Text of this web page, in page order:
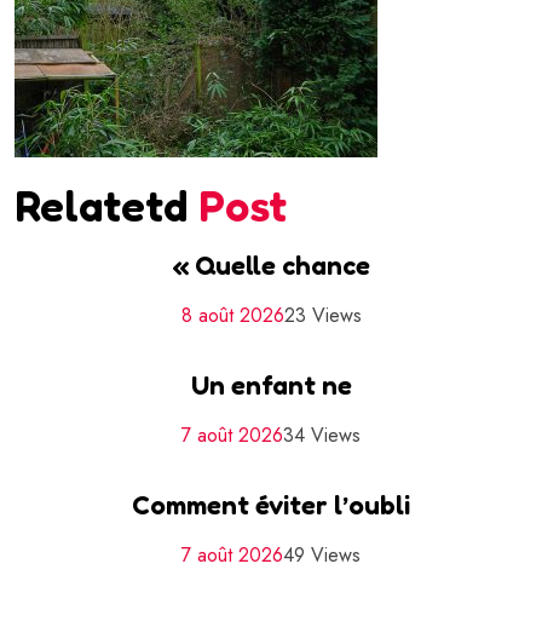
Relatetd Post
« Quelle chance
8 août 202623 Views
Un enfant ne
7 août 202634 Views
Comment éviter l’oubli
7 août 202649 Views